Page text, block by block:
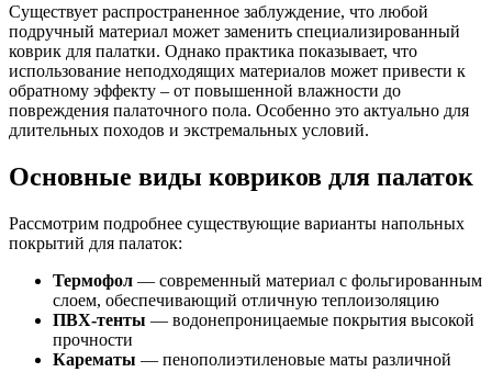
Существует распространенное заблуждение, что любой
подручный материал может заменить специализированный
коврик для палатки. Однако практика показывает, что
использование неподходящих материалов может привести к
обратному эффекту – от повышенной влажности до
повреждения палаточного пола. Особенно это актуально для
длительных походов и экстремальных условий.
Основные виды ковриков для палаток
Рассмотрим подробнее существующие варианты напольных
покрытий для палаток:
Термофол — современный материал с фольгированным
слоем, обеспечивающий отличную теплоизоляцию
ПВХ-тенты — водонепроницаемые покрытия высокой
прочности
Карематы — пенополиэтиленовые маты различной